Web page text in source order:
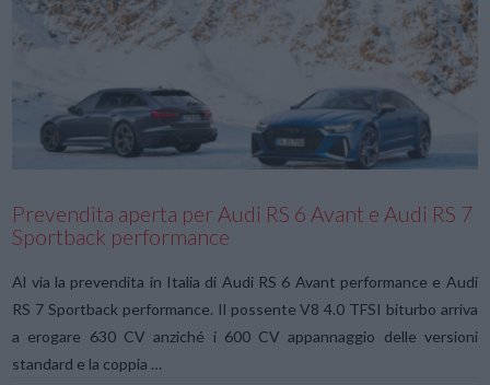
Prevendita aperta per Audi RS 6 Avant e Audi RS 7
Sportback performance
Al via la prevendita in Italia di Audi RS 6 Avant performance e Audi
RS 7 Sportback performance. Il possente V8 4.0 TFSI biturbo arriva
a erogare 630 CV anziché i 600 CV appannaggio delle versioni
standard e la coppia …